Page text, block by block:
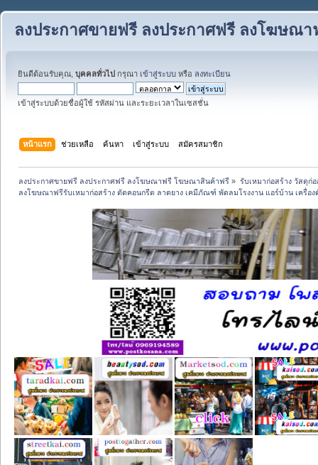
ลงประกาศขายฟรี ลงประกาศฟรี ลงโฆษณ
ยินดีต้อนรับคุณ, บุคคลทั่วไป กรุณา เข้าสู่ระบบ หรือ ลงทะเบียน
เข้าสู่ระบบด้วยชื่อผู้ใช้ รหัสผ่าน และระยะเวลาในเซสชั่น
หน้าแรก ช่วยเหลือ ค้นหา เข้าสู่ระบบ สมัครสมาชิก
ลงประกาศขายฟรี ลงประกาศฟรี ลงโฆษณาฟรี โฆษณาสินค้าฟรี » รับเหมาก่อสร้าง วัสดุก่
ลงโฆษณาฟรีรับเหมาก่อสร้าง ตัดคอนกรีต ลาดยาง เคมีภัณฑ์ พัดลมโรงงาน แอร์บ้าน เครื่อง